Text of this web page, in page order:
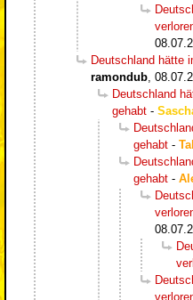
Deutschland hätte
ramondub
Deutschland
gehabt -
gehabt -
gehabt -